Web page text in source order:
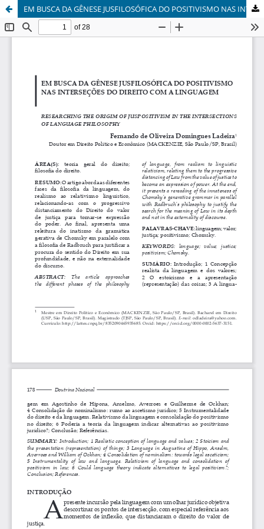
EM BUSCA DA GÊNESE JUSFILOSÓFICA DO POSITIVISMO NAS INTERSEÇÕES DO DIREITO COM A LINGUAGEM